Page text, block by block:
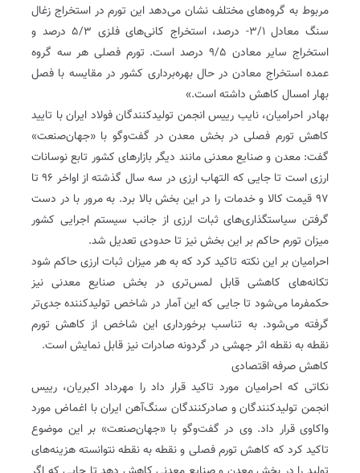
مربوط به گروه‌های مختلف نشان می‌دهد این تورم در استخراج زغال
سنگ معادل ۳/۱- درصد، استخراج کانی‌های فلزی ۵/۳ درصد و
استخراج سایر معادن ۹/۵ درصد است. تورم فصلی هر سه گروه
عمده استخراج معادن در حال بهره‌برداری کشور در مقایسه با فصل
بهار امسال کاهش داشته است.»
بهادر احرامیان، نایب رییس انجمن تولیدکنندگان فولاد ایران با تایید
کاهش تورم فصلی در بخش معدن در گفت‌وگو با «جهان‌صنعت»
گفت: معدن و صنایع معدنی مانند دیگر بازارهای کشور تابع نوسانات
ارزی است تا جایی که التهاب ارزی در سه سال گذشته از اواخر ۹۶ تا
۹۷ قیمت کالا و خدمات را در این بخش بالا برد. به مرور با در دست
گرفتن سیاستگذاری‌های ثبات ارزی از جانب سیستم اجرایی کشور
میزان تورم حاکم بر این بخش نیز تا حدودی تعدیل شد.
احرامیان بر این نکته تاکید کرد که به هر میزان ثبات ارزی حاکم شود
تکانه‌های کاهشی قابل لمس‌تری در بخش صنایع معدنی نیز
حکمفرما می‌شود تا جایی که این آمار در شاخص تولیدکننده جدی‌تر
گرفته می‌شود. به تناسب برخورداری این شاخص از کاهش تورم
نقطه به نقطه اثر جهشی در گردونه صادرات نیز قابل نمایش است.
کاهش صرفه اقتصادی
نکاتی که احرامیان مورد تاکید قرار داد را مهرداد اکبریان، رییس
انجمن تولیدکنندگان و صادرکنندگان سنگ‌آهن ایران با اغماض مورد
واکاوی قرار داد. وی در گفت‌وگو با «جهان‌صنعت» بر این موضوع
تاکید کرد که کاهش تورم فصلی و نقطه به نقطه نتوانسته هزینه‌های